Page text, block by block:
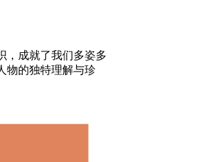
，成就了我们多姿多
物的独特理解与珍